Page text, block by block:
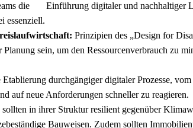
die Einführung digitaler und nachhaltiger
essenziell.
Prinzipien des „Design for
sein, um den Ressourcenverbrauch zu
Etablierung durchgängiger digitaler Prozesse,
auf neue Anforderungen schneller zu reagieren.
sollten in ihrer Struktur resilient gegenüber
Bauweisen. Zudem sollten